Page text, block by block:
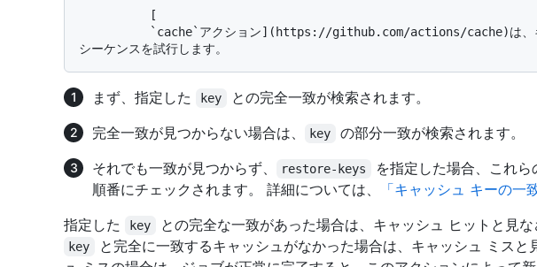
まず、指定した key
との完全一致が検索されます。
完全一致が見つからない場合は、
key
の部分一致が検索されます。
それでも一致が見つからず、
restore-keys
を指定した場合、これ
順番にチェックされます。 詳細については、
「キャッシュ キーの一致
指定した
key との完全な一致があった場合は、キャッシュ ヒットと見
key
と完全に一致するキャッシュがなかった場合は、キャッシュ ミスと